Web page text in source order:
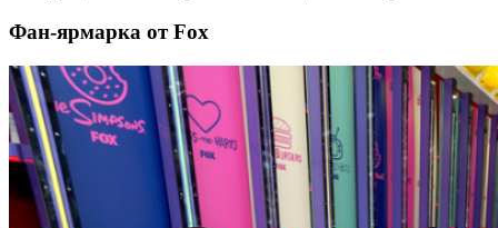
Фан-ярмарка от Fox